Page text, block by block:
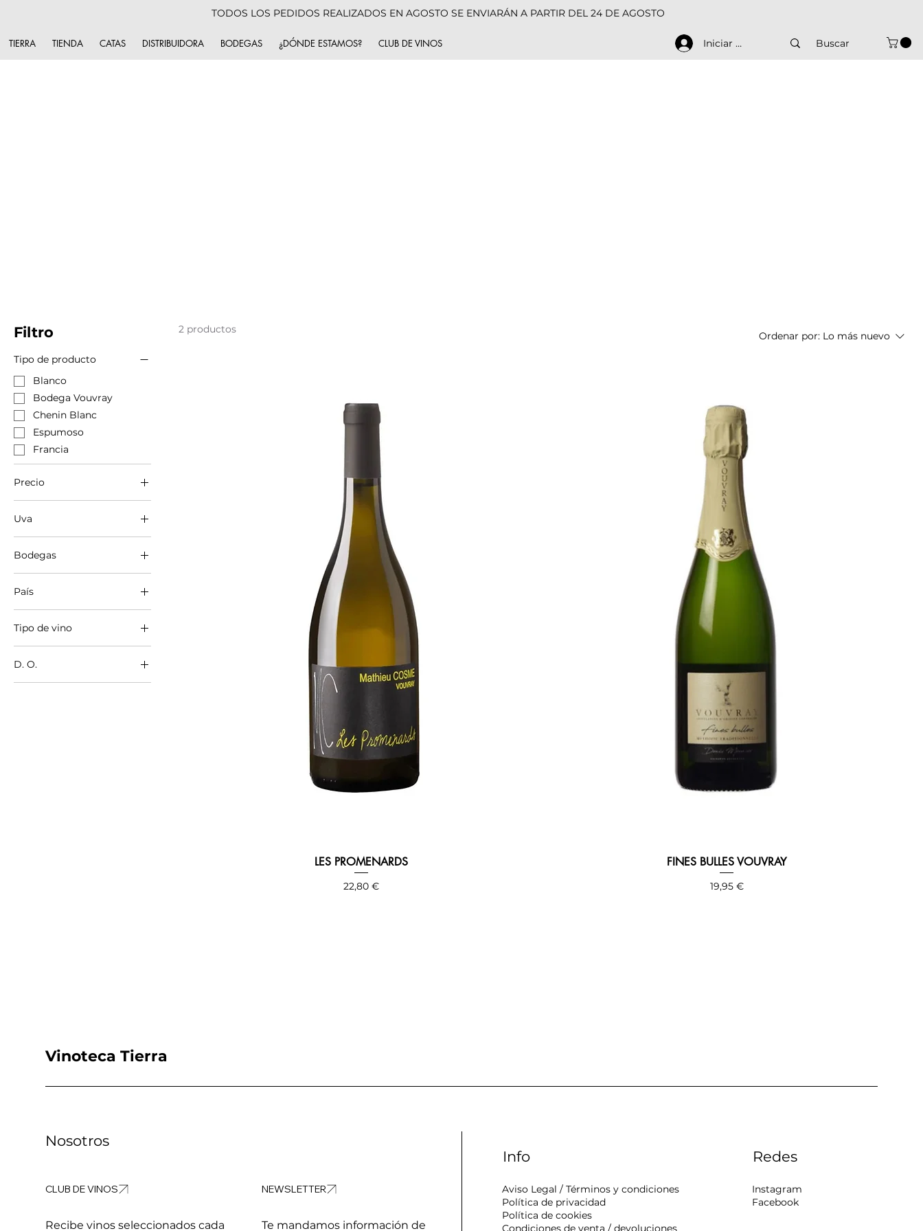
TODOS LOS PEDIDOS REALIZADOS EN AGOSTO SE ENVIARÁN A PARTIR DEL 24 DE AGOSTO
TIERRA TIENDA CATAS DISTRIBUIDORA BODEGAS ¿DÓNDE ESTAMOS? CLUB DE VINOS Iniciar sesión
Filtro
Tipo de producto
Blanco
Bodega Vouvray
Chenin Blanc
Espumoso
Francia
Precio
19 € 23 €
Uva
Chenin Blanc
Bodegas
Bodega Mathieu Cosme
Bodega Vouvray
País
Francia
Tipo de vino
Blanco
Espumoso
D. O.
Centre Val de Loire
2 productos
Ordenar por: Lo más nuevo
LES PROMENARDS
Precio
22,80 €
FINES BULLES VOUVRAY
Precio
19,95 €
Vinoteca Tierra
Nosotros
Info
Aviso Legal / Términos y condiciones
Política de privacidad
Política de cookies
Condiciones de venta / devoluciones
Redes
Instagram
Facebook
Recibe vinos seleccionados cada Te mandamos información de